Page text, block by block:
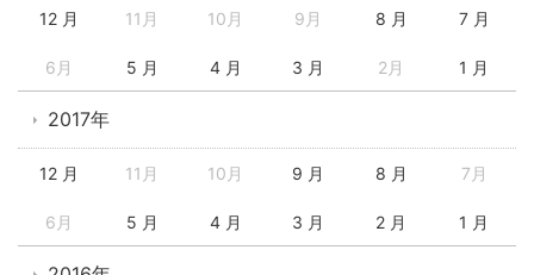
12 月 11月 10月 9月 8 月 7 月
6月 5 月 4 月 3 月 2月 1 月
2017年
12 月 11月 10月 9 月 8 月 7月
6月 5 月 4 月 3 月 2 月 1 月